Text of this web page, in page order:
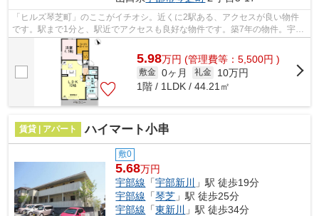
「ヒルズ琴芝町」のここがイチオシ。近くに2駅ある、アクセスが良い物件
です。駅まで1分と、駅近でアクセスも良好な物件です。築7年の物件。宇部
市エリアにある賃貸情報のことなら、地...
5.98万円 (管理費等：5,500円 )
敷金 0ヶ月 礼金
10万円
1階 / 1LDK / 44.21㎡
賃貸 | アパート ハイマート小串
敷0
5.68万円
宇部線 「宇部新川
」駅 徒歩19分
宇部線 「琴芝 」駅 徒歩25分
宇部線 「東新川
」駅 徒歩34分